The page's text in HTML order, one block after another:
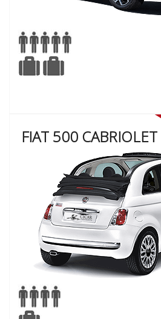
FIAT 500 CABRIOLET